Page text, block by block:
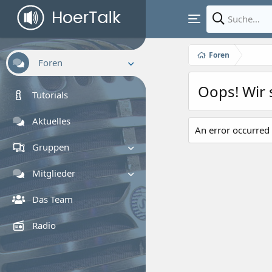
Foren
Neue Beiträge
Foren durchsuchen
Tutorials
Aktuelles
Gruppen
Gruppe suchen
Mitglieder
Registrierte Mitglieder
Zurzeit aktive Besucher
Das Team
Radio
Foren
Oops!
An error occurred